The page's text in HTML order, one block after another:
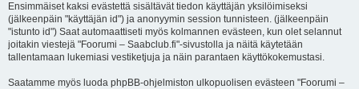
Ensimmäiset kaksi evästettä sisältävät tiedon käyttäjän yksilöimiseksi
(jälkeenpäin "käyttäjän id") ja anonyymin session tunnisteen. (jälkeenpäin
"istunto id") Saat automaattiseti myös kolmannen evästeen, kun olet selannut
joitakin viestejä "Foorumi – Saabclub.fi"-sivustolla ja näitä käytetään
tallentamaan lukemiasi vestiketjuja ja näin parantaen käyttökokemustasi.
Saatamme myös luoda phpBB-ohjelmiston ulkopuolisen evästeen "Foorumi –